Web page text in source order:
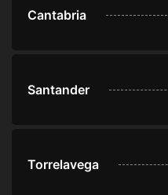
Cantabria
Santander
Torrelavega